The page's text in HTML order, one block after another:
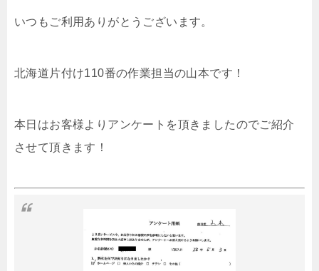
いつもご利用ありがとうございます。
北海道片付け110番の作業担当の山本です！
本日はお客様よりアンケートを頂きましたのでご紹介
させて頂きます！